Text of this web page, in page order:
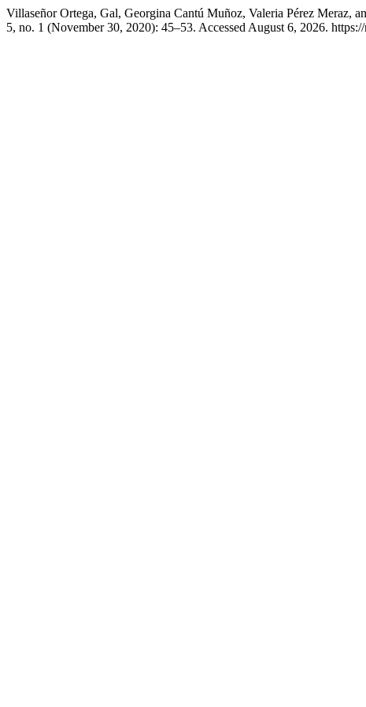
Villaseñor Ortega, Gal, Georgina Cantú Muñoz, Valeria Pérez Meraz,
5, no. 1 (November 30, 2020): 45–53. Accessed August 6, 2026.